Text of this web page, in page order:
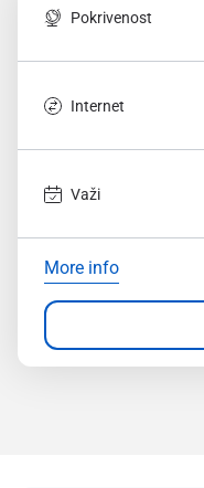
Pokrivenost
Internet
Važi
More info